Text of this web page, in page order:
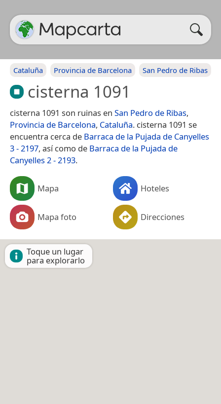
Cataluña Provincia de Barcelona San Pedro de Ribas
cisterna 1091
cisterna 1091 son ruinas en San Pedro de Ribas,
Provincia de Barcelona, Cataluña. cisterna 1091 se
encuentra cerca de Barraca de la Pujada de Canyelles
3 - 2197, así como de Barraca de la Pujada de
Canyelles 2 - 2193.
Mapa Hoteles
Mapa foto Direcciones
Toque un lugar
para explorarlo